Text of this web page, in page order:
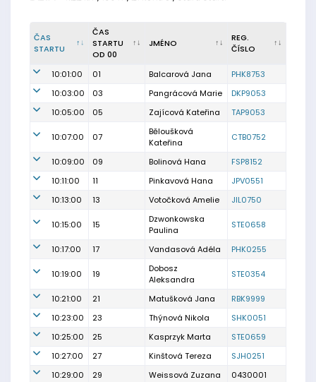
ČAS
STARTU
ČAS
STARTU
OD 00
JMÉNO
REG.
ČÍSLO
10:01:00 01 Balcarová Jana
PHK8753
10:03:00
03 Pangrácová Marie
DKP9053
10:05:00
05 Zajícová Kateřina TAP9053
10:07:00 07
Běloušková
Kateřina
CTB0752
10:09:00 09 Bolinová Hana
FSP8152
10:11:00
11 Pinkavová Hana
JPV0551
10:13:00
13 Votočková Amelie JIL0750
10:15:00 15
Dzwonkowska
Paulina
STE0658
10:17:00 17 Vandasová Adéla PHK0255
10:19:00 19
Dobosz
Aleksandra
STE0354
10:21:00 21 Matušková Jana
RBK9999
10:23:00
23 Thýnová Nikola
SHK0051
10:25:00
25 Kasprzyk Marta
STE0659
10:27:00
27 Kinštová Tereza
SJH0251
10:29:00
29 Weissová Zuzana
0430001